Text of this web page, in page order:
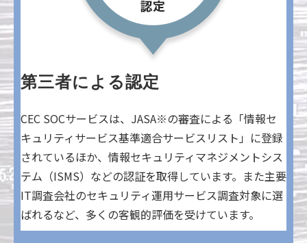
第三者による認定
CEC SOCサービスは、JASA※の審査による「情報セ
キュリティサービス基準適合サービスリスト」に登録
されているほか、情報セキュリティマネジメントシス
テム（ISMS）などの認証を取得しています。また主要
IT調査会社のセキュリティ運用サービス調査対象に選
ばれるなど、多くの客観的評価を受けています。